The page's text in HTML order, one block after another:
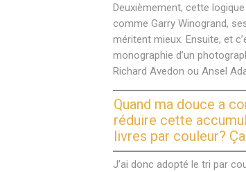
Deuxièmement, cette
comme Garry Winogrand,
méritent mieux. Ensuite, et
monographie d’un
Richard Avedon ou Ansel
Quand ma douce a
réduire cette
livres par couleur?
J’ai donc adopté le tri par